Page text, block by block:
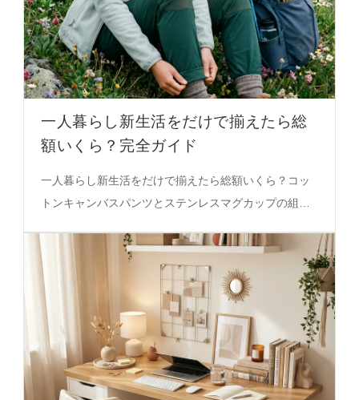
一人暮らし新生活をだけで揃えたら総
額いくら？完全ガイド
一人暮らし新生活をだけで揃えたら総額いくら？コッ
トンキャンバスパンツとステンレスマグカップの組み
者でも安心できる選び方を必見。